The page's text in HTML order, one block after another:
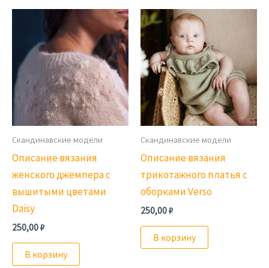
Скандинавские модели
Описание вязания
женского джемпера с
вышитыми цветами
Daisy
250,00₽
В корзину
Скандинавские модели
Описание вязания
трикотажного платья с
оборками Verso
250,00₽
В корзину